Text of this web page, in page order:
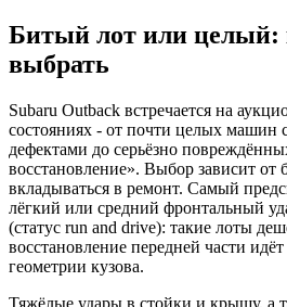
Битый лот или целый:
выбрать
Subaru Outback встречается на
состояниях - от почти целых машин
дефектами до серьёзно
восстановление». Выбор зависит от
вкладываться в ремонт. Самый
лёгкий или средний фронтальный
(статус run and drive): такие лоты
восстановление передней части
геометрии кузова.
Тяжёлые удары в стойки и крышу, а